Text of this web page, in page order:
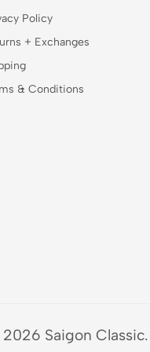
Policy
+ Exchanges
& Conditions
Saigon